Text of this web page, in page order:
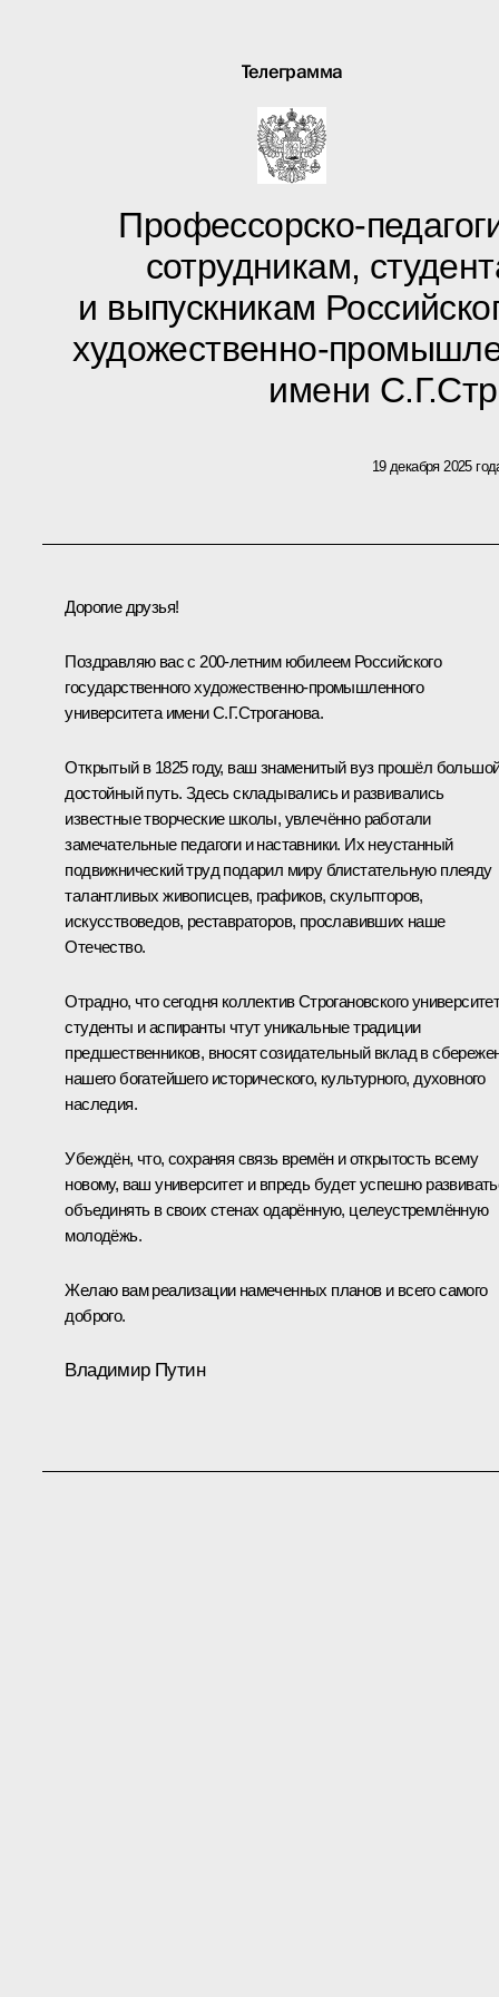
Телеграмма
Профессорско-
сотрудникам,
и выпускникам
художественно-
имени
19 декабря 2025
Дорогие друзья!
Поздравляю вас с 200-летним юбилеем Российского
государственного художественно-промышленного
университета имени С.Г.Строганова.
Открытый в 1825 году, ваш знаменитый вуз прошёл
достойный путь. Здесь складывались и развивались
известные творческие школы, увлечённо работали
замечательные педагоги и наставники. Их неустанный
подвижнический труд подарил миру блистательную плеяду
талантливых живописцев, графиков, скульпторов,
искусствоведов, реставраторов, прославивших наше
Отечество.
Отрадно, что сегодня коллектив Строгановского
студенты и аспиранты чтут уникальные традиции
предшественников, вносят созидательный вклад в
нашего богатейшего исторического, культурного, духовного
наследия.
Убеждён, что, сохраняя связь времён и открытость всему
новому, ваш университет и впредь будет успешно
объединять в своих стенах одарённую, целеустремлённую
молодёжь.
Желаю вам реализации намеченных планов и всего самого
доброго.
Владимир Путин